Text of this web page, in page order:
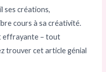
ses créations,
cours à sa créativité.
effrayante – tout
trouver cet article génial